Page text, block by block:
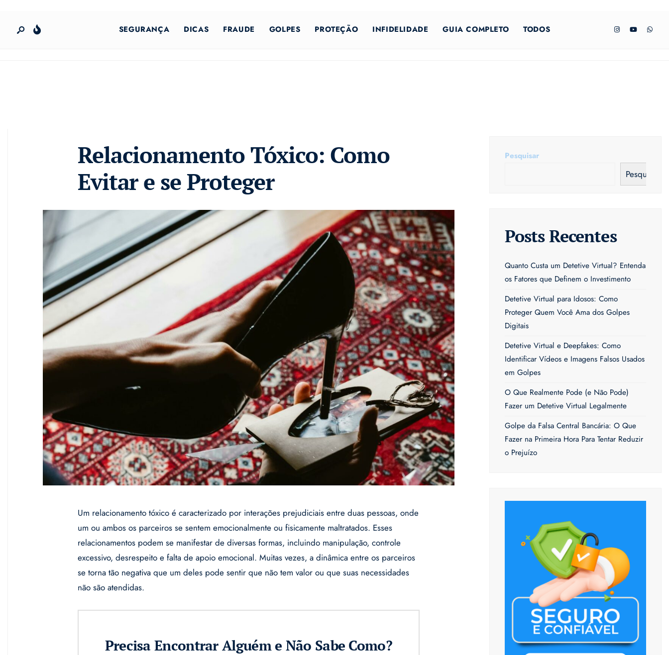
SEGURANÇA DICAS FRAUDE GOLPES PROTEÇÃO INFIDELIDADE GUIA COMPLETO TODOS
Relacionamento Tóxico: Como
Evitar e se Proteger
Um relacionamento tóxico é caracterizado por interações prejudiciais entre duas pessoas, onde
um ou ambos os parceiros se sentem emocionalmente ou fisicamente maltratados. Esses
relacionamentos podem se manifestar de diversas formas, incluindo manipulação, controle
excessivo, desrespeito e falta de apoio emocional. Muitas vezes, a dinâmica entre os parceiros
se torna tão negativa que um deles pode sentir que não tem valor ou que suas necessidades
não são atendidas.
Precisa Encontrar Alguém e Não Sabe Como?
Pesquisar
Pesquisar
Posts Recentes
Quanto Custa um Detetive Virtual? Entenda
os Fatores que Definem o Investimento
Detetive Virtual para Idosos: Como
Proteger Quem Você Ama dos Golpes
Digitais
Detetive Virtual e Deepfakes: Como
Identificar Vídeos e Imagens Falsos Usados
em Golpes
O Que Realmente Pode (e Não Pode)
Fazer um Detetive Virtual Legalmente
Golpe da Falsa Central Bancária: O Que
Fazer na Primeira Hora Para Tentar Reduzir
o Prejuízo